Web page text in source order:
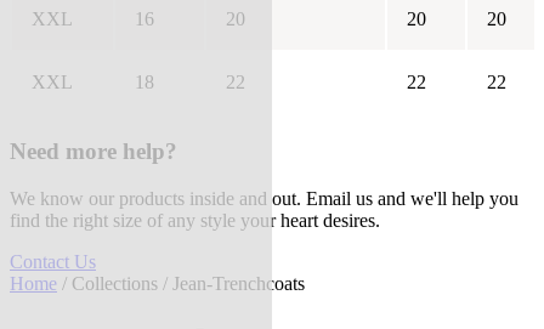
XXL 16 20 20 20
XXL 18 22 22 22
Need more help?
We know our products inside and out. Email us and we'll help you
find the right size of any style your heart desires.
Contact Us
Home / Collections / Jean-Trenchcoats